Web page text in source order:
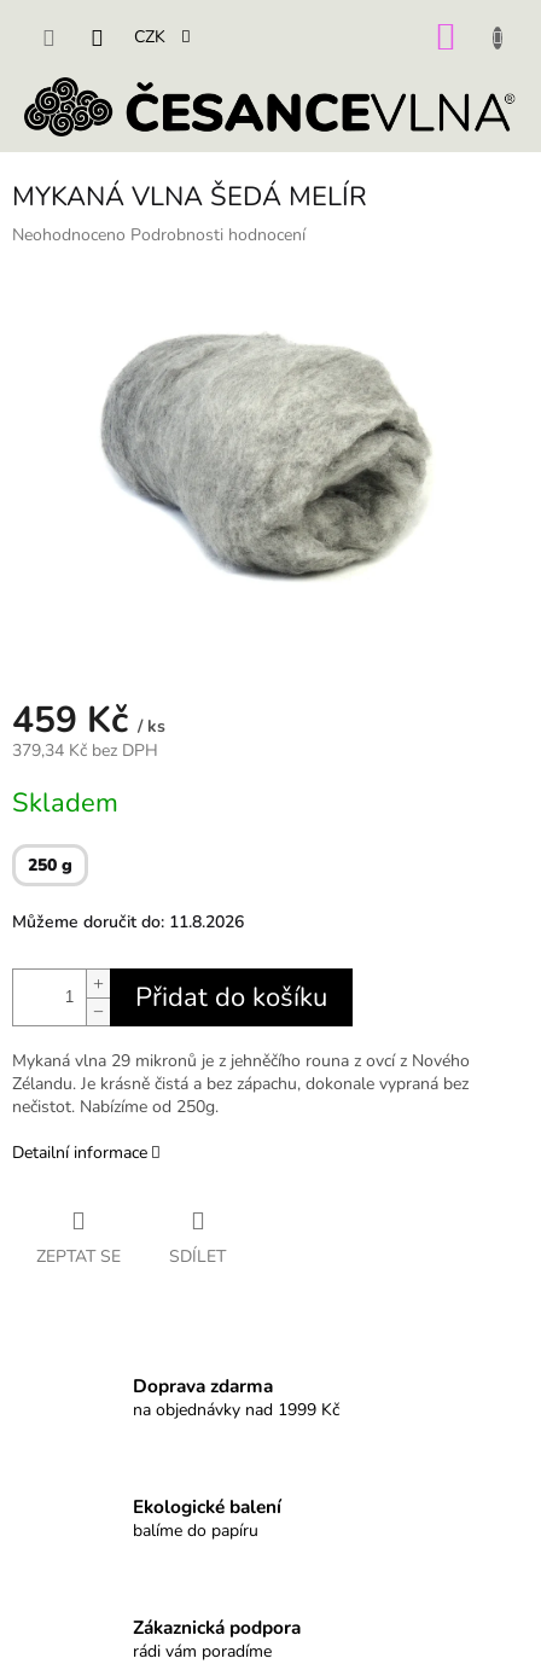
CZK
MYKANÁ VLNA ŠEDÁ MELÍR
Průměrné
Neohodnoceno Podrobnosti hodnocení
459 Kč / ks
379,34 Kč bez DPH
cena:
Skladem
250 g
Můžeme doručit do: 11.8.2026
+
−
Přidat do košíku
Mykaná vlna 29 mikronů je z jehněčího rouna z ovcí z Nového
Zélandu. Je krásně čistá a bez zápachu, dokonale vypraná bez
nečistot. Nabízíme od 250g.
Detailní informace
ZEPTAT SE SDÍLET
Doprava zdarma
na objednávky nad 1999 Kč
Ekologické balení
balíme do papíru
Zákaznická podpora
rádi vám poradíme